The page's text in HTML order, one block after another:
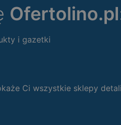
Ofertolino.pl
i gazetki
Ci wszystkie sklepy